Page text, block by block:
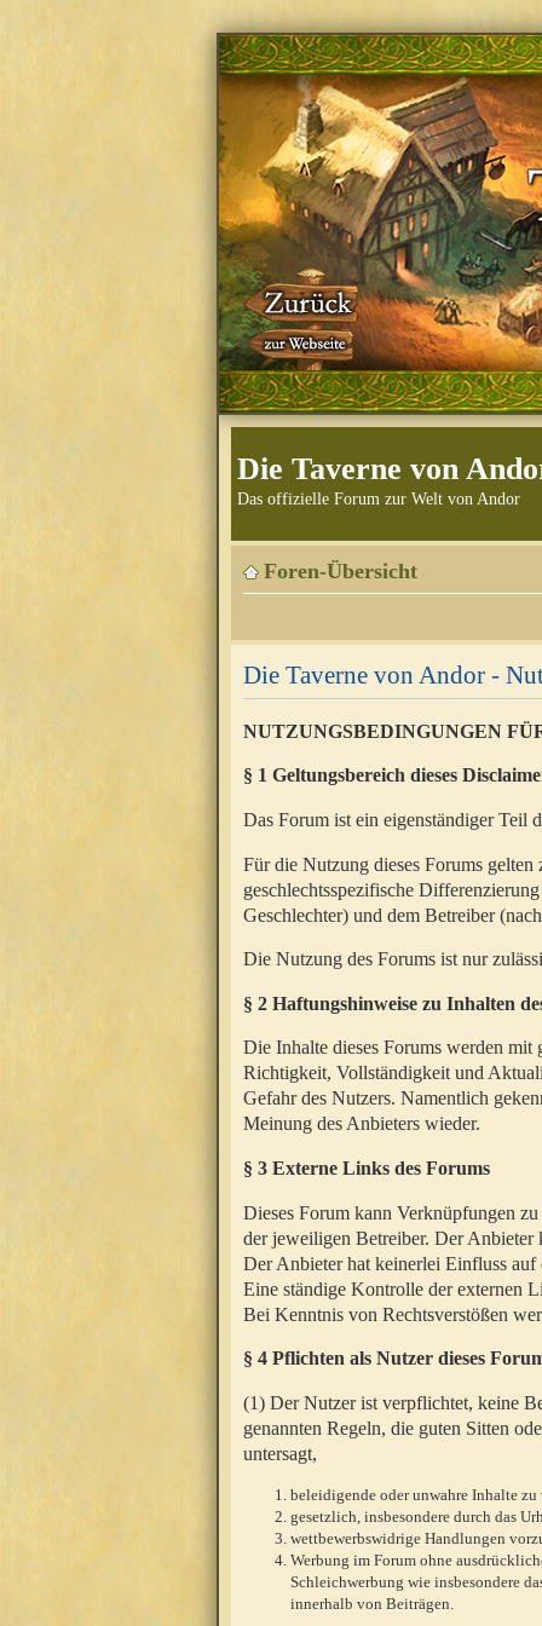
Die Taverne von
Das offizielle Forum zur Welt von Andor
Foren-Übersicht
Die Taverne von Andor -
NUTZUNGSBEDINGUNGEN
§ 1 Geltungsbereich dieses
Das Forum ist ein eigenständiger Teil
Für die Nutzung dieses Forums
geschlechtsspezifische
Geschlechter) und dem Betreiber
Die Nutzung des Forums ist nur
§ 2 Haftungshinweise zu Inhalten
Die Inhalte dieses Forums werden
Richtigkeit, Vollständigkeit und
Gefahr des Nutzers. Namentlich
Meinung des Anbieters wieder.
§ 3 Externe Links des Forums
Dieses Forum kann Verknüpfungen
der jeweiligen Betreiber. Der Anbieter
Der Anbieter hat keinerlei Einfluss
Eine ständige Kontrolle der externen
Bei Kenntnis von Rechtsverstößen
§ 4 Pflichten als Nutzer dieses
(1) Der Nutzer ist verpflichtet, keine
genannten Regeln, die guten Sitten
untersagt,
beleidigende oder unwahre Inhalte
gesetzlich, insbesondere durch das
wettbewerbswidrige Handlungen
Werbung im Forum ohne
Schleichwerbung wie insbesondere
innerhalb von Beiträgen.